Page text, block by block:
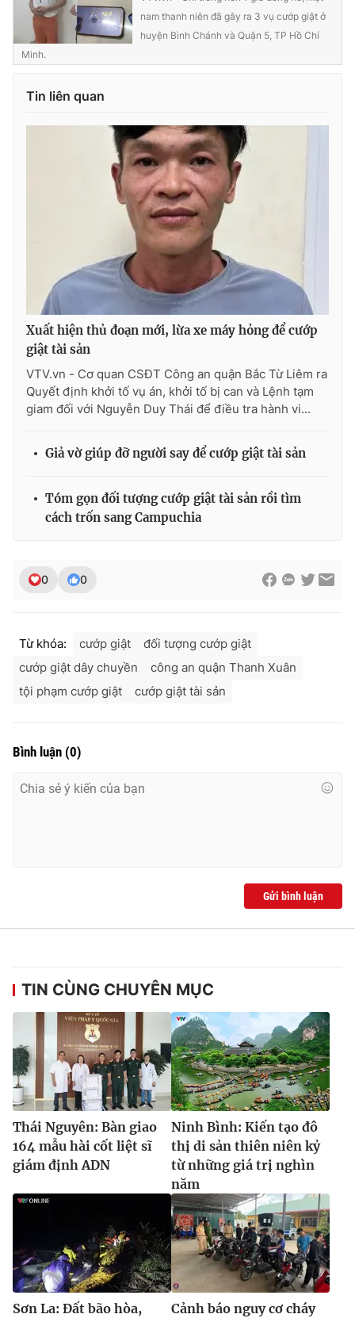
Ðiện thoại Thời báo VTV:
Email:
toasoan@vtv.vn
Liên hệ quảng cáo:
® Cấm sao chép dưới mọi hình thức nếu không có sự chấp
thuận bằng văn bản. Ghi rõ nguồn VTV.vn khi phát hành lại
thông tin từ website này.
nam thanh niên đã gây ra 3 vụ cướp giật ở
huyện Bình Chánh và Quận 5, TP Hồ Chí
Minh.
Tin liên quan
Xuất hiện thủ đoạn mới, lừa xe máy hỏng để cướp
giật tài sản
VTV.vn - Cơ quan CSĐT Công an quận Bắc Từ Liêm ra
Quyết định khởi tố vụ án, khởi tố bị can và Lệnh tạm
giam đối với Nguyễn Duy Thái để điều tra hành vi...
Giả vờ giúp đỡ người say để cướp giật tài sản
Tóm gọn đối tượng cướp giật tài sản rồi tìm
cách trốn sang Campuchia
0 0
Từ khóa: cướp giật
đối tượng cướp giật
cướp giật dây chuyền
công an quận Thanh Xuân
tội phạm cướp giật
cướp giật tài sản
Bình luận (0)
Gửi bình luận
TIN CÙNG CHUYÊN MỤC
Thái Nguyên: Bàn giao
164 mẫu hài cốt liệt sĩ
giám định ADN
Ninh Bình: Kiến tạo đô
thị di sản thiên niên kỷ
từ những giá trị nghìn
năm
Sơn La: Đất bão hòa,
Cảnh báo nguy cơ cháy